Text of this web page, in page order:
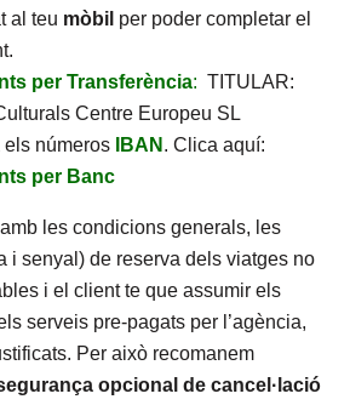
al teu mòbil per poder completar el
per Transferència: TITULAR:
Centre Europeu SL
números
IBAN . Clica aquí:
per Banc
amb les condicions generals, les
i senyal) de reserva dels viatges no
i el client te que assumir els
serveis pre-pagats per l’agència,
Per això recomanem
opcional de cancel·lació